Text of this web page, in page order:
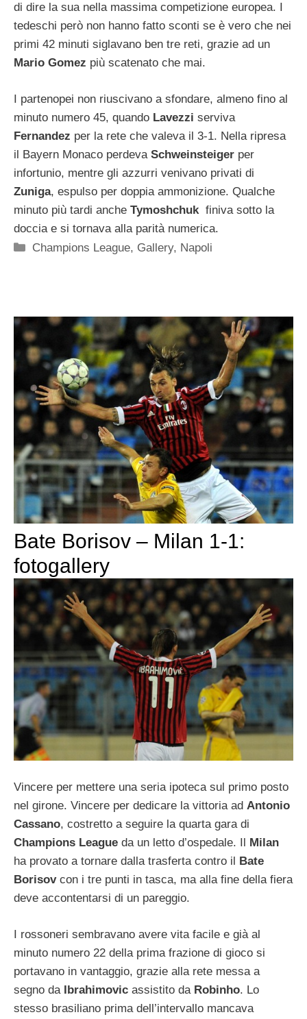
di dire la sua nella massima competizione europea. I
tedeschi però non hanno fatto sconti se è vero che nei
primi 42 minuti siglavano ben tre reti, grazie ad un
Mario Gomez più scatenato che mai.
I partenopei non riuscivano a sfondare, almeno fino al
minuto numero 45, quando Lavezzi serviva
Fernandez per la rete che valeva il 3-1. Nella ripresa
il Bayern Monaco perdeva Schweinsteiger per
infortunio, mentre gli azzurri venivano privati di
Zuniga, espulso per doppia ammonizione. Qualche
minuto più tardi anche Tymoshchuk finiva sotto la
doccia e si tornava alla parità numerica.
Categorie
Champions League, Gallery, Napoli
Bate Borisov – Milan 1-1:
fotogallery
Vincere per mettere una seria ipoteca sul primo posto
nel girone. Vincere per dedicare la vittoria ad Antonio
Cassano, costretto a seguire la quarta gara di
Champions League da un letto d’ospedale. Il Milan
ha provato a tornare dalla trasferta contro il Bate
Borisovcon i tre punti in tasca, ma alla fine della fiera
deve accontentarsi di un pareggio.
I rossoneri sembravano avere vita facile e già al
minuto numero 22 della prima frazione di gioco si
portavano in vantaggio, grazie alla rete messa a
segno da Ibrahimovic assistito da Robinho. Lo
stesso brasiliano prima dell’intervallo mancava